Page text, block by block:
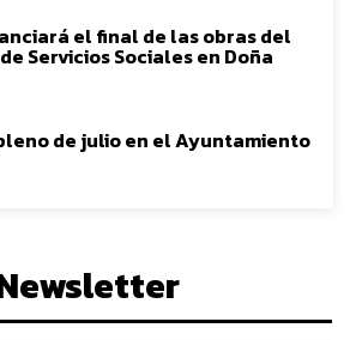
el final de las obras del
Servicios Sociales en Doña
de julio en el Ayuntamiento